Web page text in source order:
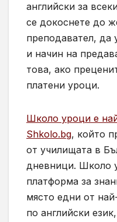
английски за
се докоснете до
преподавател, да
и начин на
това, ако
платени уроци.
Школо уроци е
Shkolo.bg, който
от училищата в
дневници. Школо
платформа за
място едни от
по английски